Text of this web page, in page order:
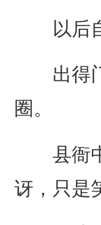
以后自
出得门
圈。
县衙中
讶，只是